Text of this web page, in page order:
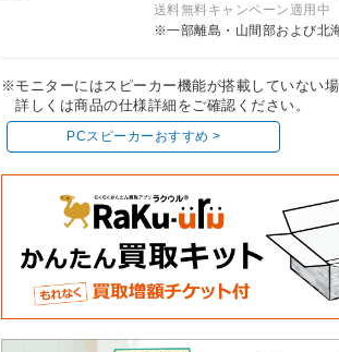
送料無料キャンペーン適用中
※一部離島・山間部および北
※モニターにはスピーカー機能が搭載していない場
詳しくは商品の仕様詳細をご確認ください。
PCスピーカーおすすめ >